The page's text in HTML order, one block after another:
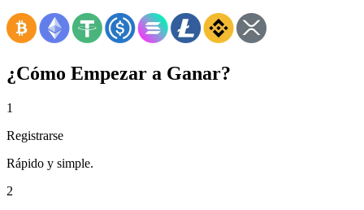
¿Cómo Empezar a Ganar?
1
Registrarse
Rápido y simple.
2